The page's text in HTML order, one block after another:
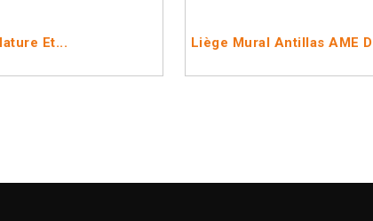
Et... Liège Mural Antillas AME